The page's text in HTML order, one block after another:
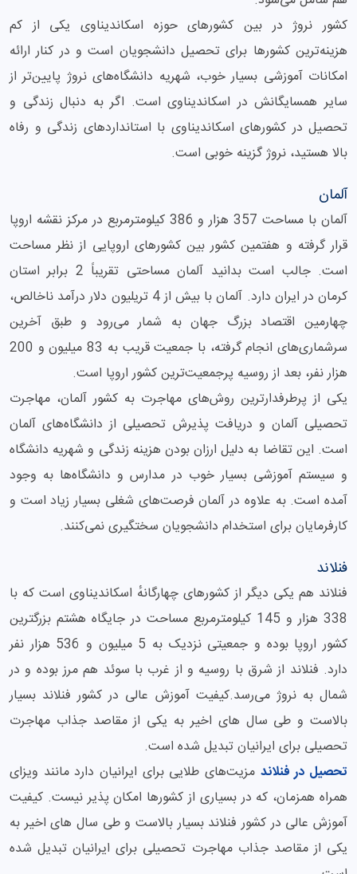
کشور نروژ در بین کشورهای حوزه اسکاندیناوی یکی از کم
هزینه‌ترین کشورها برای تحصیل دانشجویان است و در کنار ارائه
امکانات آموزشی بسیار خوب، شهریه دانشگاه‌های نروژ پایین‌تر از
سایر همسایگانش در اسکاندیناوی است. اگر به دنبال زندگی و
تحصیل در کشورهای اسکاندیناوی با استانداردهای زندگی و رفاه
بالا هستید، نروژ گزینه خوبی است.
آلمان
آلمان با مساحت 357 هزار و 386 کیلومترمربع در مرکز نقشه اروپا
قرار گرفته و هفتمین کشور بین کشورهای اروپایی از نظر مساحت
است. جالب است بدانید آلمان مساحتی تقریباً 2 برابر استان
کرمان در ایران دارد. آلمان با بیش از 4 تریلیون دلار درآمد ناخالص،
چهارمین اقتصاد بزرگ جهان به شمار می‌رود و طبق آخرین
سرشماری‌های انجام گرفته، با جمعیت قریب به 83 میلیون و 200
هزار نفر، بعد از روسیه پرجمعیت‌ترین کشور اروپا است.
یکی از پرطرفدارترین روش‌های مهاجرت به کشور آلمان، مهاجرت
تحصیلی آلمان و دریافت پذیرش تحصیلی از دانشگاه‌های آلمان
است. این تقاضا به دلیل ارزان بودن هزینه زندگی و شهریه دانشگاه
و سیستم آموزشی بسیار خوب در مدارس و دانشگاه‌ها به وجود
آمده است. به علاوه در آلمان فرصت‌های شغلی بسیار زیاد است و
کارفرمایان برای استخدام دانشجویان سختگیری نمی‌کنند.
فنلاند
فنلاند هم یکی دیگر از کشورهای چهارگانهٔ اسکاندیناوی است که با
338 هزار و 145 کیلومترمربع مساحت در جایگاه هشتم بزرگترین
کشور اروپا بوده و جمعیتی نزدیک به 5 میلیون و 536 هزار نفر
دارد. فنلاند از شرق با روسیه و از غرب با سوئد هم مرز بوده و در
شمال به نروژ می‌رسد.کیفیت آموزش عالی در کشور فنلاند بسیار
بالاست و طی سال های اخیر به یکی از مقاصد جذاب مهاجرت
تحصیلی برای ایرانیان تبدیل شده است.
تحصیل در فنلاند مزیت‌های طلایی برای ایرانیان دارد مانند ویزای
همراه همزمان، که در بسیاری از کشورها امکان پذیر نیست. کیفیت
آموزش عالی در کشور فنلاند بسیار بالاست و طی سال های اخیر به
یکی از مقاصد جذاب مهاجرت تحصیلی برای ایرانیان تبدیل شده